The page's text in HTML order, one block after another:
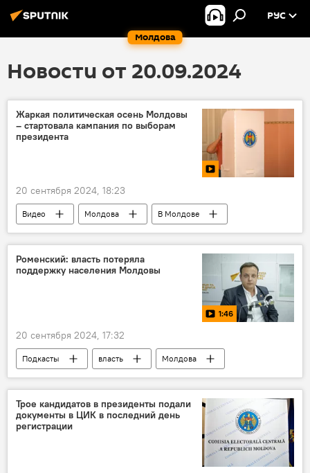
Молдова
РУС
Новости от 20.09.2024
Жаркая политическая осень Молдовы
– стартовала кампания по выборам
президента
20 сентября 2024, 18:23
Видео Молдова
В Молдове
Итоги недели
Роменский: власть потеряла
поддержку населения Молдовы
1:46
20 сентября 2024, 17:32
Подкасты власть
Молдова
В Молдове
Президентские выборы и еврореферендум-2024
Трое кандидатов в президенты подали
документы в ЦИК в последний день
регистрации